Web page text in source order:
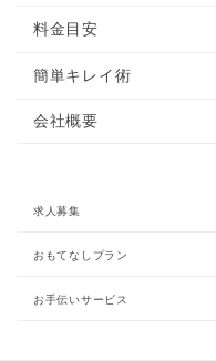
料金目安
簡単キレイ術
会社概要
求人募集
おもてなしプラン
お手伝いサービス